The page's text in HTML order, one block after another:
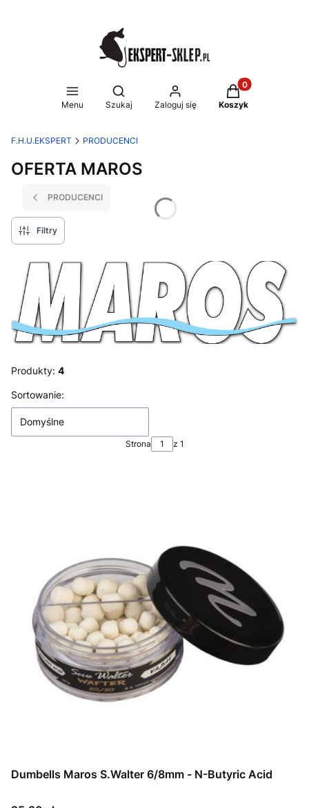
Menu
Otwórz wyszukiwarkę
Szukaj Zaloguj się
Produkty w
Koszyk
F.H.U.EKSPERT PRODUCENCI
OFERTA MAROS
PRODUCENCI
Filtry
Produkty: 4
Lista produktów
Sortowanie:
Domyślne
Strona z 1
Dumbells Maros S.Walter 6/8mm - N-Butyric Acid